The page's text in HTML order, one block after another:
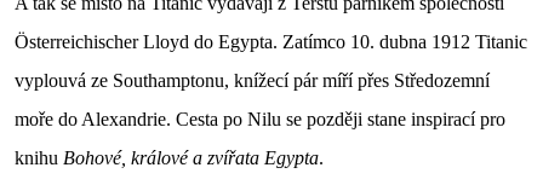
Österreichischer Lloyd do Egypta. Zatímco 10. dubna 1912 Titanic
vyplouvá ze Southamptonu, knížecí pár míří přes Středozemní
moře do Alexandrie. Cesta po Nilu se později stane inspirací pro
knihu Bohové, králové a zvířata Egypta.